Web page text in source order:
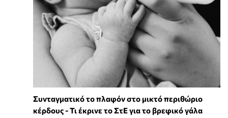
Συνταγματικό το πλαφόν στο μικτό περιθώριο
κέρδους - Τι έκρινε το ΣτΕ για το βρεφικό γάλα